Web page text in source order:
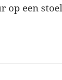
op een